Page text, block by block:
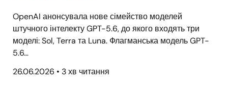
OpenAI анонсувала нове сімейство моделей
штучного інтелекту GPT-5.6, до якого входять три
моделі: Sol, Terra та Luna. Флагманська модель GPT-
5.6…
26.06.2026 • 3 хв читання